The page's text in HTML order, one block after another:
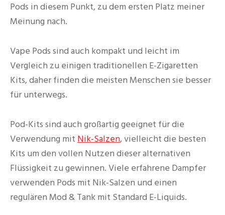
Pods in diesem Punkt, zu dem ersten Platz meiner
Meinung nach.
Vape Pods sind auch kompakt und leicht im
Vergleich zu einigen traditionellen E-Zigaretten
Kits, daher finden die meisten Menschen sie besser
für unterwegs.
Pod-Kits sind auch großartig geeignet für die
Verwendung mit Nik-Salzen, vielleicht die besten
Kits um den vollen Nutzen dieser alternativen
Flüssigkeit zu gewinnen. Viele erfahrene Dampfer
verwenden Pods mit Nik-Salzen und einen
regulären Mod & Tank mit Standard E-Liquids.